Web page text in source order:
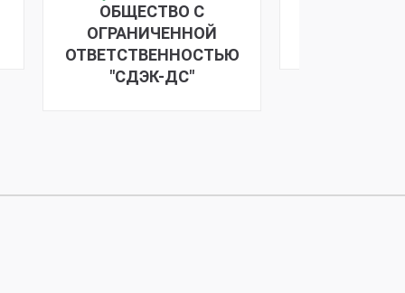
ОБЩЕСТВО С
ОГРАНИЧЕННОЙ
ОТВЕТСТВЕННОСТЬЮ
"СДЭК-ДС"